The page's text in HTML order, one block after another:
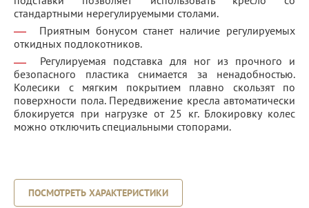
стандартными нерегулируемыми столами.
Приятным бонусом станет наличие регулируемых
откидных подлокотников.
Регулируемая подставка для ног из прочного и
безопасного пластика снимается за ненадобностью.
Колесики с мягким покрытием плавно скользят по
поверхности пола. Передвижение кресла автоматически
блокируется при нагрузке от 25 кг. Блокировку колес
можно отключить специальными стопорами.
ПОСМОТРЕТЬ ХАРАКТЕРИСТИКИ